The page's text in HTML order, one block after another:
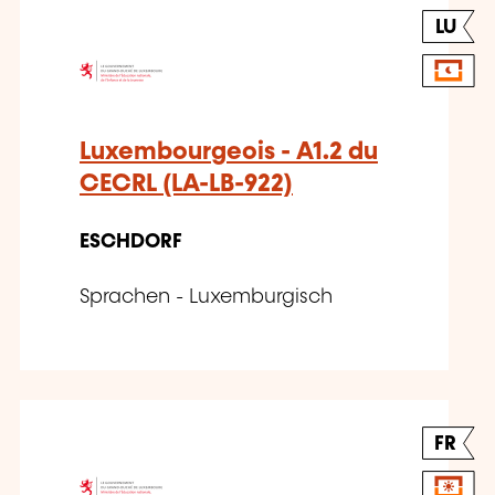
LU
Luxembourgeois - A1.2 du
CECRL (LA-LB-922)
ESCHDORF
Sprachen - Luxemburgisch
FR